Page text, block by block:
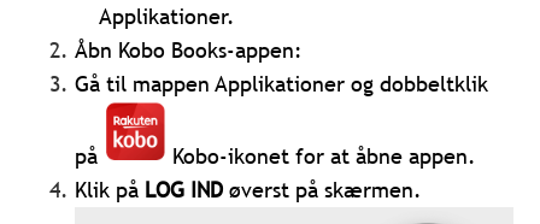
Applikationer.
Åbn Kobo Books-appen:
Gå til mappen Applikationer og dobbeltklik
på
Kobo-ikonet for at åbne appen.
Klik på LOG IND øverst på skærmen.